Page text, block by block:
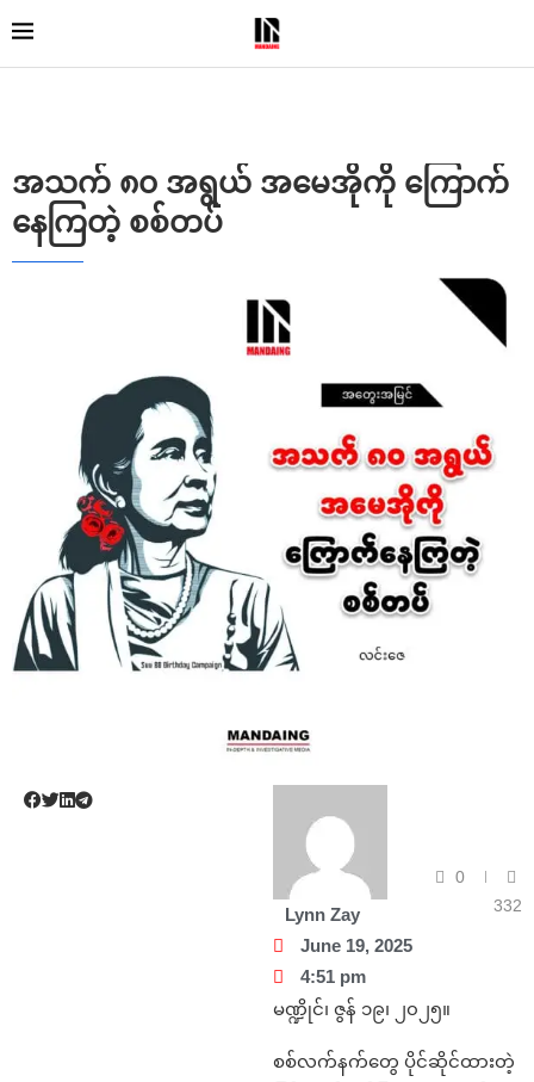
အသက် ၈၀ အရွယ် အမေအိုကို ကြောက်
နေကြတဲ့ စစ်တပ်
Lynn Zay
June 19, 2025
4:51 pm
0
332
မဏ္ဍိုင်၊ ဇွန် ၁၉၊ ၂၀၂၅။
စစ်လက်နက်တွေ ပိုင်ဆိုင်ထားတဲ့